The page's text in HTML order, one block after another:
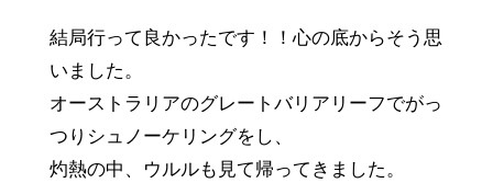
結局行って良かったです！！心の底からそう思
いました。
オーストラリアのグレートバリアリーフでがっ
つりシュノーケリングをし、
灼熱の中、ウルルも見て帰ってきました。